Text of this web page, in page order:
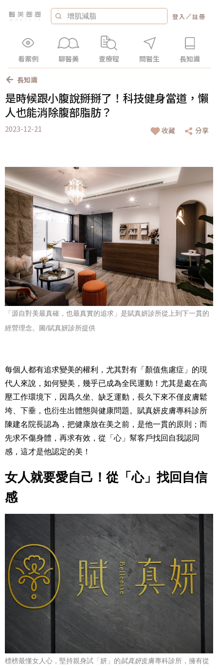
登入 ／註冊
看案例 聊醫美 查療程 問醫生 長知識
長知識
是時候跟小腹說掰掰了！科技健身當道，懶
人也能消除腹部脂肪？
2023-12-21 收藏 分享
「源自對美最真確，也最真實的追求」是賦真妍診所從上到下一貫的
經營理念。
圖/賦真妍診所提供
每個人都有追求變美的權利，尤其對有「顏值焦慮症」的現
代人來說，如何變美，幾乎已成為全民運動！尤其是處在高
壓工作環境下，因爲久坐、缺乏運動，長久下來不僅皮膚鬆
垮、下垂，也衍生出體態與健康問題。賦真妍皮膚專科診所
陳建名院長認為，把健康放在美之前，是他一貫的原則；而
先求不傷身體，再求有效，從「心」幫客戶找回自我認同
感，這才是他認定的美！
女人就要愛自己！ 從「心」找回自信
感
標榜最懂女人心， 堅持親身試「妍」 的賦真妍皮膚專科診所，擁有從